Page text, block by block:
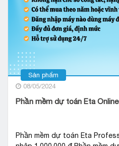
Sản phẩm
08/05/2024
Phần mềm dự toán Eta
Phần mềm dự toán Eta